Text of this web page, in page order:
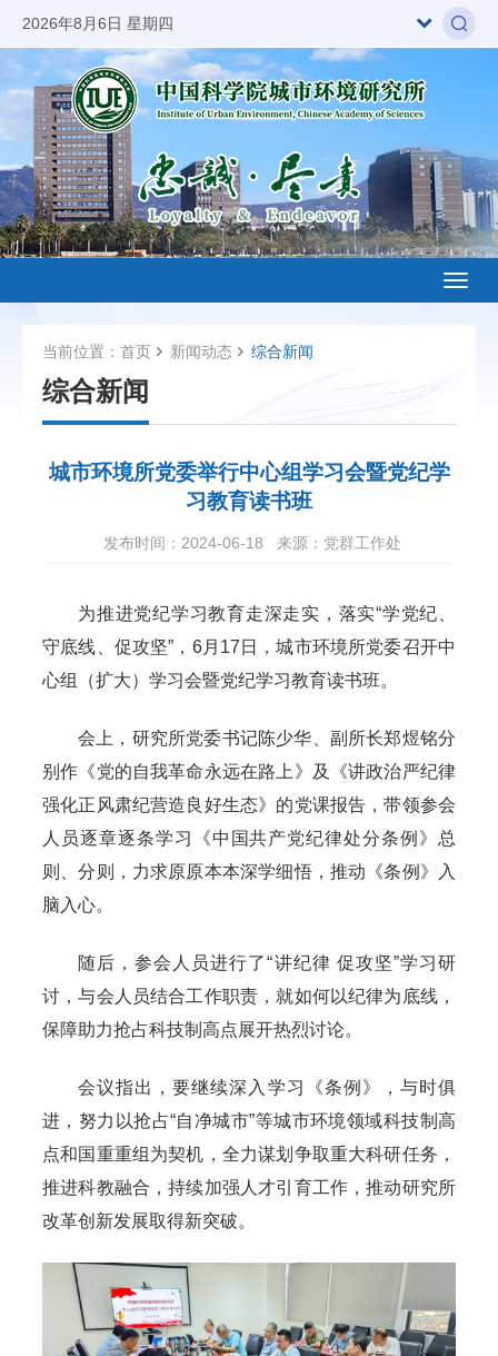
2026年8月6日 星期四
当前位置： 首页 新闻动态 综合新闻
综合新闻
城市环境所党委举行中心组学习会暨党纪学
习教育读书班
发布时间：2024-06-18 来源：党群工作处
为推进党纪学习教育走深走实，落实“学党纪、
守底线、促攻坚”，6月17日，城市环境所党委召开中
心组（扩大）学习会暨党纪学习教育读书班。
会上，研究所党委书记陈少华、副所长郑煜铭分
别作《党的自我革命永远在路上》及《讲政治严纪律
强化正风肃纪营造良好生态》的党课报告，带领参会
人员逐章逐条学习《中国共产党纪律处分条例》总
则、分则，力求原原本本深学细悟，推动《条例》入
脑入心。
随后，参会人员进行了“讲纪律 促攻坚”学习研
讨，与会人员结合工作职责，就如何以纪律为底线，
保障助力抢占科技制高点展开热烈讨论。
会议指出，要继续深入学习《条例》，与时俱
进，努力以抢占“自净城市”等城市环境领域科技制高
点和国重重组为契机，全力谋划争取重大科研任务，
推进科教融合，持续加强人才引育工作，推动研究所
改革创新发展取得新突破。